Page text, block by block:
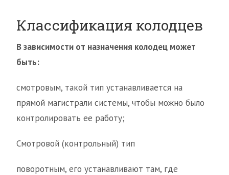
Классификация колодцев
В зависимости от назначения колодец может
быть:
смотровым, такой тип устанавливается на
прямой магистрали системы, чтобы можно было
контролировать ее работу;
Смотровой (контрольный) тип
поворотным, его устанавливают там, где